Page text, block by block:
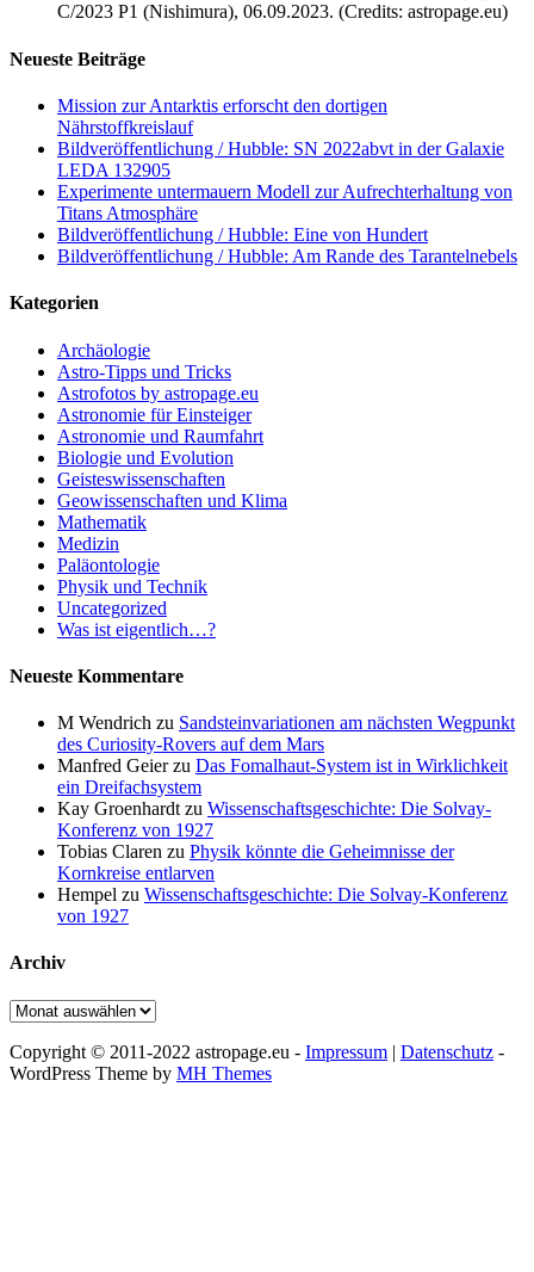
C/2023 P1 (Nishimura), 06.09.2023. (Credits: astropage.eu)
Neueste Beiträge
Mission zur Antarktis erforscht den dortigen
Nährstoffkreislauf
Bildveröffentlichung / Hubble: SN 2022abvt in der Galaxie
LEDA 132905
Experimente untermauern Modell zur Aufrechterhaltung von
Titans Atmosphäre
Bildveröffentlichung / Hubble: Eine von Hundert
Bildveröffentlichung / Hubble: Am Rande des Tarantelnebels
Kategorien
Archäologie
Astro-Tipps und Tricks
Astrofotos by astropage.eu
Astronomie für Einsteiger
Astronomie und Raumfahrt
Biologie und Evolution
Geisteswissenschaften
Geowissenschaften und Klima
Mathematik
Medizin
Paläontologie
Physik und Technik
Uncategorized
Was ist eigentlich…?
Neueste Kommentare
M Wendrich zu Sandsteinvariationen am nächsten Wegpunkt
des Curiosity-Rovers auf dem Mars
Manfred Geierzu Das Fomalhaut-System ist in Wirklichkeit
ein Dreifachsystem
Kay Groenhardt zu Wissenschaftsgeschichte: Die Solvay-
Konferenz von 1927
Tobias Claren zu Physik könnte die Geheimnisse der
Kornkreise entlarven
Hempel zu Wissenschaftsgeschichte: Die Solvay-Konferenz
von 1927
Archiv
Archiv
Copyright © 2011-2022 astropage.eu - Impressum | Datenschutz -
WordPress Theme by MH Themes